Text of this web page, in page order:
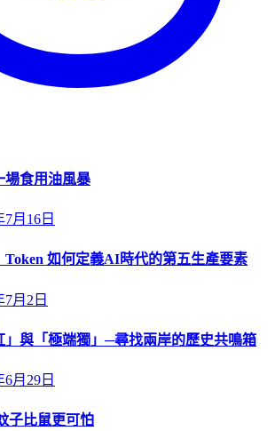
場食用油風暴
7月16日
如何定義AI時代的第五生產要素
7月2日
」與「極端獨」─尋找兩岸的歷史共鳴箱
6月29日
子比鼠更可怕